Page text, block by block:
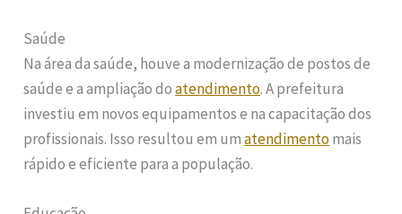
Saúde
Na área da saúde, houve a modernização de postos de
saúde e a ampliação doatendimento. A prefeitura
investiu em novos equipamentos e na capacitação dos
profissionais. Isso resultou em umatendimentomais
rápido e eficiente para a população.